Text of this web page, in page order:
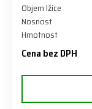
Objem lžíce
Nosnost
Hmotnost
Cena bez DPH